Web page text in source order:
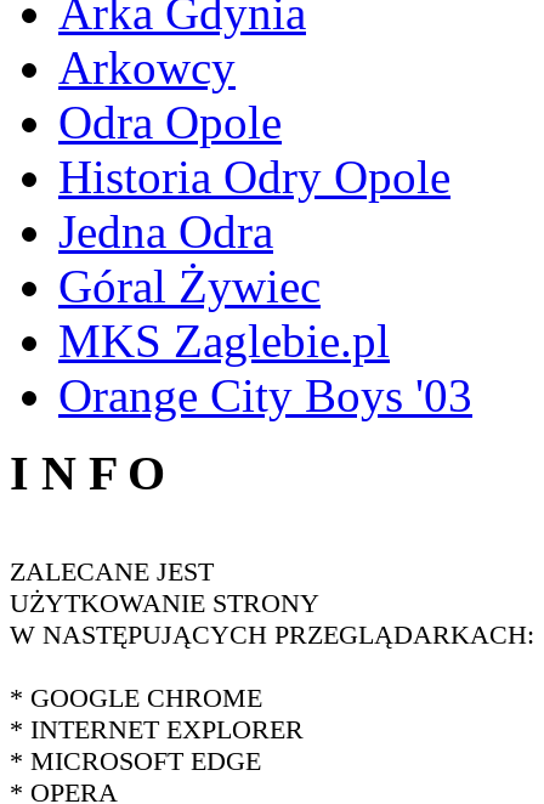
Arka Gdynia
Arkowcy
Odra Opole
Historia Odry Opole
Jedna Odra
Góral Żywiec
MKS Zaglebie.pl
Orange City Boys '03
I N F O
ZALECANE JEST
UŻYTKOWANIE STRONY
W NASTĘPUJĄCYCH PRZEGLĄDARKACH:
* GOOGLE CHROME
* INTERNET EXPLORER
* MICROSOFT EDGE
* OPERA